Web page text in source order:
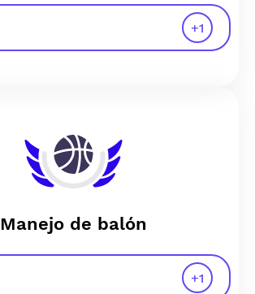
+1
Manejo de balón
+1